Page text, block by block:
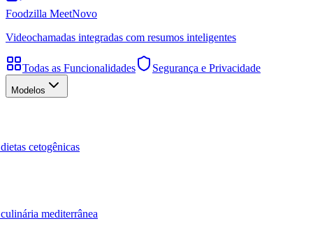
Foodzilla MeetNovo
Videochamadas integradas com resumos inteligentes
Todas as Funcionalidades Segurança e Privacidade
Modelos
cetogênicas
mediterrânea